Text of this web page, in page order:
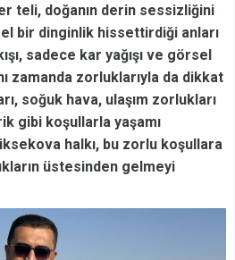
teli, doğanın derin sessizliğini
bir dinginlik hissettirdiği anları
sadece kar yağışı ve görsel
zamanda zorluklarıyla da dikkat
soğuk hava, ulaşım zorlukları
gibi koşullarla yaşamı
halkı, bu zorlu koşullara
üstesinden gelmeyi